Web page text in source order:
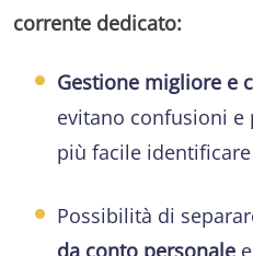
corrente dedicato:
Gestione migliore e
evitano confusioni e
più facile
Possibilità di
da conto personale